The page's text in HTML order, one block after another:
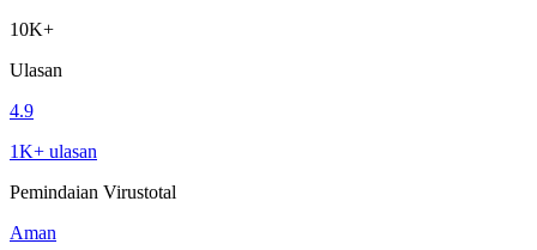
10K+
Ulasan
4.9
1K+ ulasan
Pemindaian Virustotal
Aman